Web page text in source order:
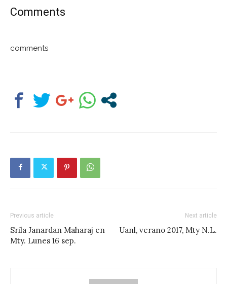
Comments
comments
Previous article
Srila Janardan Maharaj en
Mty. Lunes 16 sep.
Next article
Uanl, verano 2017, Mty N.L.